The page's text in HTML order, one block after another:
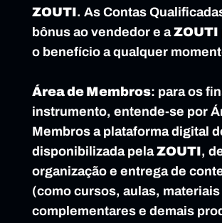
ZOUTI. As Contas
bônus ao vendedor e a ZOUTI
o benefício a qualquer
Área de Membros: para os
instrumento, entende-se por
Membros a plataforma digital
disponibilizada pela ZOUTI,
organização e entrega de
(como cursos, aulas, materiais
complementares e demais